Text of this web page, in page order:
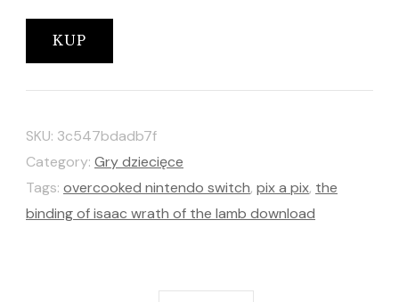
KUP
SKU: 3c547bdadb7f
Category: Gry dziecięce
Tags: overcooked nintendo switch, pix a pix, the
binding of isaac wrath of the lamb download